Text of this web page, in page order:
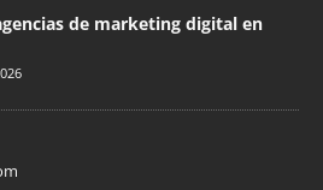
de marketing digital en